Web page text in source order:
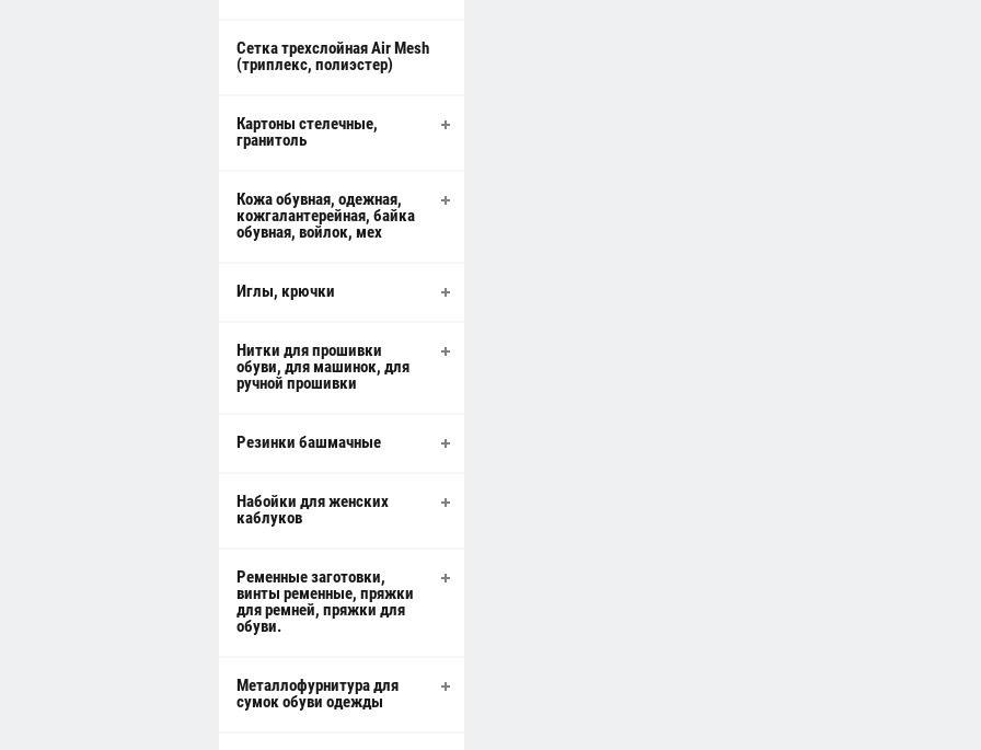
Сетка трехслойная Air Mesh
(триплекс, полиэстер)
Картоны стелечные,
гранитоль
Кожа обувная, одежная,
кожгалантерейная, байка
обувная, войлок, мех
Иглы, крючки
Нитки для прошивки
обуви, для машинок, для
ручной прошивки
Резинки башмачные
Набойки для женских
каблуков
Ременные заготовки,
винты ременные, пряжки
для ремней, пряжки для
обуви.
Металлофурнитура для
сумок обуви одежды